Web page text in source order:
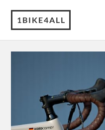
1BIKE4ALL